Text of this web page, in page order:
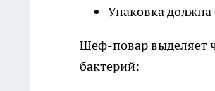
Упаковка должна
Шеф-повар выделяет
бактерий: